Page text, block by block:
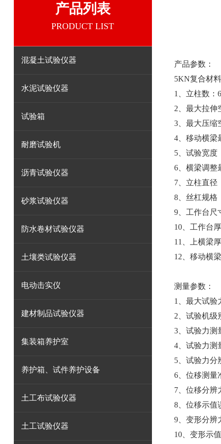
产品列表
PRODUCT LIST
混凝土试验仪器
水泥试验仪器
试验箱
耐磨试验机
沥青试验仪器
砂浆试验仪器
防水卷材试验仪器
土壤类试验仪器
电动击实仪
建材制品试验仪器
集装箱养护室
养护箱、试件养护设备
土工布试验仪器
土工试验仪器
产品参数：
5KN复合材
1、立柱数：
2、最大拉伸
3、最大压缩
4、移动横梁
5、试验宽度
6、横梁调整
7、立柱直径
8、丝杠规格
9、工作台尺
10、工作台
11、上横梁
12、移动横
测量参数：
1、最大试验
2、试验机级
3、试验力测
4、试验力测
5、试验力分
6、位移测量
7、位移分辨
8、位移示值
9、变形分辨
10、变形示